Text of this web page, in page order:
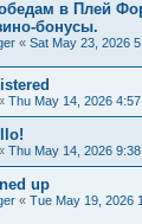
в Плей
бонусы.
« Sat May 23, 2026
Thu May 14, 2026
Thu May 14, 2026
up
« Tue May 19, 2026